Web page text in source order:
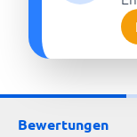
Bewertungen